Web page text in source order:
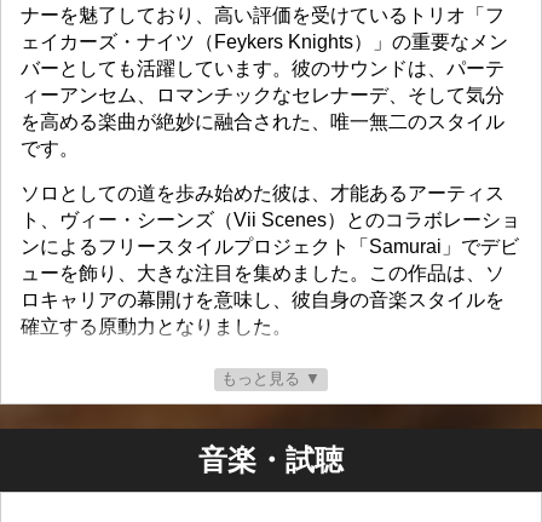
ナーを魅了しており、高い評価を受けているトリオ「フ
ェイカーズ・ナイツ（Feykers Knights）」の重要なメン
バーとしても活躍しています。彼のサウンドは、パーテ
ィーアンセム、ロマンチックなセレナーデ、そして気分
を高める楽曲が絶妙に融合された、唯一無二のスタイル
です。
ソロとしての道を歩み始めた彼は、才能あるアーティス
ト、ヴィー・シーンズ（Vii Scenes）とのコラボレーショ
ンによるフリースタイルプロジェクト「Samurai」でデビ
ューを飾り、大きな注目を集めました。この作品は、ソ
ロキャリアの幕開けを意味し、彼自身の音楽スタイルを
確立する原動力となりました。
キャリア初期には、ヴィー・シーンズやカラヌ
（Karanu）といった友人たちの助けを借りて、リリック
やフロウを磨き上げました。彼らの揺るぎないサポート
と指導により、フォックスフレディートはアーティスト
としての成長を遂げ、自己表現の幅を広げることができ
もっと見る ▼
音楽・試聴